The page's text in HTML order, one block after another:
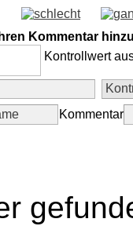
Kommentar
Kontrollwert
Kommentar